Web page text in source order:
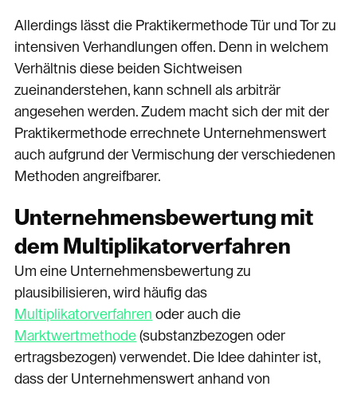
Allerdings lässt die Praktikermethode Tür und Tor zu
intensiven Verhandlungen offen. Denn in welchem
Verhältnis diese beiden Sichtweisen
zueinanderstehen, kann schnell als arbiträr
angesehen werden. Zudem macht sich der mit der
Praktikermethode errechnete Unternehmenswert
auch aufgrund der Vermischung der verschiedenen
Methoden angreifbarer.
Unternehmensbewertung mit
dem Multiplikatorverfahren
Um eine Unternehmensbewertung zu
plausibilisieren, wird häufig das
Multiplikatorverfahren oder auch die
Marktwertmethode (substanzbezogen oder
ertragsbezogen) verwendet. Die Idee dahinter ist,
dass der Unternehmenswert anhand von